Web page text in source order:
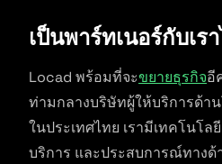
เป็นพาร์ทเนอร์กับเร
Locad พร้อมที่จะขยายธุรกิจอี
ท่ามกลางบริษัทผู้ให้บริการด้า
ในประเทศไทย เรามีเทคโนโล
บริการ และประสบการณ์ทาง